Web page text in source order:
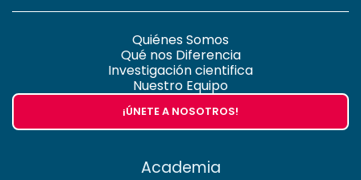
Quiénes Somos
Qué nos Diferencia
Investigación cientifica
Nuestro Equipo
¡ÚNETE A NOSOTROS!
Academia